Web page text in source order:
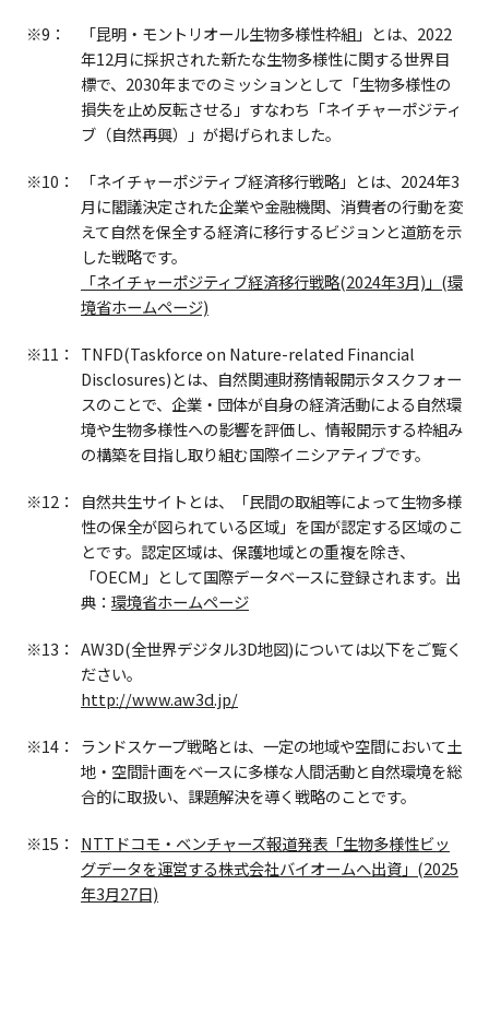
※9：
「昆明・モントリオール生物多様性枠組」とは、2022
年12月に採択された新たな生物多様性に関する世界目
標で、2030年までのミッションとして「生物多様性の
損失を止め反転させる」すなわち「ネイチャーポジティ
ブ（自然再興）」が掲げられました。
※10：
「ネイチャーポジティブ経済移行戦略」とは、2024年3
月に閣議決定された企業や金融機関、消費者の行動を変
えて自然を保全する経済に移行するビジョンと道筋を示
した戦略です。
「ネイチャーポジティブ経済移行戦略(2024年3月)」(環
境省ホームページ)
※11：
TNFD(Taskforce on Nature-related Financial
Disclosures)とは、自然関連財務情報開示タスクフォー
スのことで、企業・団体が自身の経済活動による自然環
境や生物多様性への影響を評価し、情報開示する枠組み
の構築を目指し取り組む国際イニシアティブです。
※12：
自然共生サイトとは、「民間の取組等によって生物多様
性の保全が図られている区域」を国が認定する区域のこ
とです。認定区域は、保護地域との重複を除き、
「OECM」として国際データベースに登録されます。出
典： 環境省ホームページ
※13： AW3D(全世界デジタル3D地図)については以下をご覧く
ださい。
http://www.aw3d.jp/
※14：
ランドスケープ戦略とは、一定の地域や空間において土
地・空間計画をベースに多様な人間活動と自然環境を総
合的に取扱い、課題解決を導く戦略のことです。
※15：
NTTドコモ・ベンチャーズ報道発表「生物多様性ビッ
グデータを運営する株式会社バイオームへ出資」(2025
年3月27日)